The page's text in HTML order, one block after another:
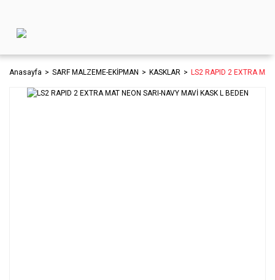
Anasayfa SARF MALZEME-EKİPMAN KASKLAR LS2 RAPID 2 EXTRA